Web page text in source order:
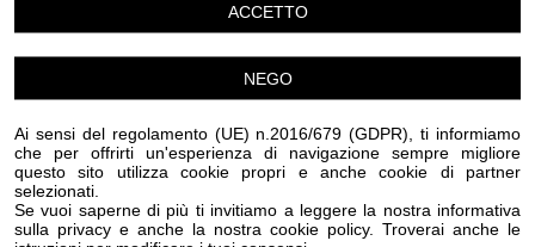
ACCETTO
NEGO
Ai sensi del regolamento (UE) n.2016/679 (GDPR), ti informiamo
che per offrirti un'esperienza di navigazione sempre migliore
questo sito utilizza cookie propri e anche cookie di partner
selezionati.
Se vuoi saperne di più ti invitiamo a leggere la nostra informativa
sulla privacy e anche la nostra cookie policy. Troverai anche le
Luogo dell'evento su Google Maps
L'organizzatore ha tratto il nome della mostra "È la